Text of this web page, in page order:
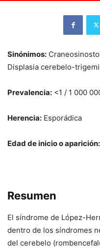
Sinónimos:
Displasia cerebelo-
Prevalencia: <1 / 1 000
Herencia: Esporádica
Edad de inicio o aparición:
Resumen
El síndrome de López-
dentro de los síndromes
del cerebelo